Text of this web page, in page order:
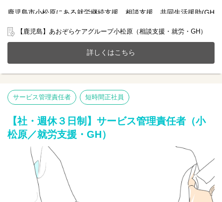
鹿児島市小松原にある就労継続支援、相談支援、共同生活援助(GH
20～70代まで幅広い年齢層の方が活躍中です。
今までのご経験やスキルを当社で発揮して頂ける方を募集してい
【仕事内容】サービス管理責任者業務全般
●個別支援計画書の作成
●生活支援、相談業務
●医療機関や行政など関係機関との連携
【鹿児島】あおぞらケアグループ小松原（相談支援・就労・GH）
詳しくはこちら
サービス管理責任者 短時間正社員
【社・週休３日制】サービス管理責任者（小
松原／就労支援・GH）